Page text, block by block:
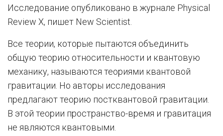
Исследование опубликовано в журнале Physical
Review X, пишет New Scientist.
Все теории, которые пытаются объединить
общую теорию относительности и квантовую
механику, называются теориями квантовой
гравитации. Но авторы исследования
предлагают теорию постквантовой гравитации.
В этой теории пространство-время и гравитация
не являются квантовыми.